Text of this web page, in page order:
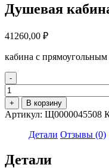
Душевая
41260,00 ₽
кабина с
-
Количество
товара
Душевая
кабина
Квадро
120*80
А
+ В корзину
Артикул: Щ0000045508
Детали Отзывы (0)
Детали